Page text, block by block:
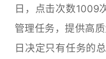
日，点击次数1009
管理任务，提供高
日决定只有任务的